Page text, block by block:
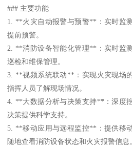
### 主要功能
1. **火灾自动报警与预警**：实时监
提前预警。
2. **消防设备智能化管理**：实时监
巡检和维保管理。
3. **视频系统联动**：实现火灾现场
指挥人员了解现场情况。
4. **大数据分析与决策支持**：深度
决策提供科学支持。
5. **移动应用与远程监控**：提供移
随地查看消防设备状态和火灾报警信息